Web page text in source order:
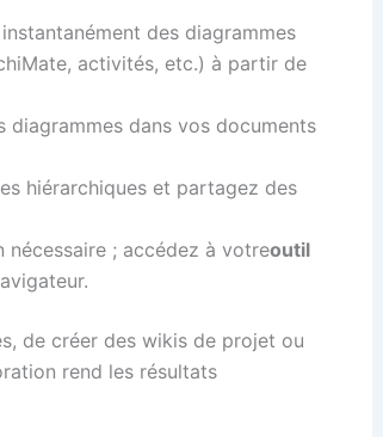
des diagrammes
activités, etc.) à partir de
dans vos documents
hiérarchiques et partagez des
nécessaire ; accédez à votreoutil
de créer des wikis de projet ou
rend les résultats